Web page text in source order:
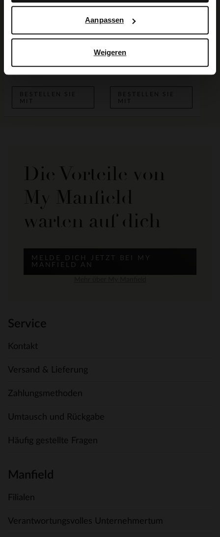
Aanpassen
Weigeren
BESTELLEN SIE
MIT
BESTELLEN SIE
MIT
Die Vorteile von
My Manfield
warten auf dich
MELDE DICH JETZT BEI MY
MANFIELD AN
Service
Kontakt
Versand & Lieferung
Zahlungsmethoden
Umtausch und Rückgabe
Häufig gestellte Fragen
Manfield
Filialen
Verantwortungsvolles Unternehmertum